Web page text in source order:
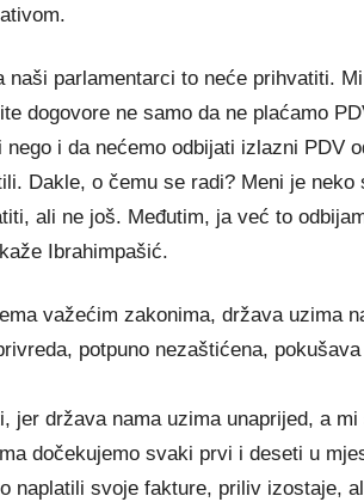
naši parlamentarci to neće prihvatiti. Mi
dogovore ne samo da ne plaćamo
i da nećemo odbijati izlazni PDV
Dakle, o čemu se radi? Meni je neko
ali ne još. Međutim, ja već to
Ibrahimpašić.
važećim zakonima, država uzima
potpuno nezaštićena,
jer država nama uzima unaprijed, a mi
dočekujemo svaki prvi i deseti u
naplatili svoje fakture, priliv izostaje,